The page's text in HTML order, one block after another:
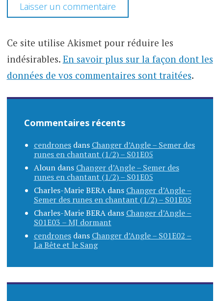
Ce site utilise Akismet pour réduire les
indésirables. En savoir plus sur la façon dont les
données de vos commentaires sont traitées.
Commentaires récents
cendronesdans Changer d’Angle – Semer des
runes en chantant (1/2) – S01E05
Aloundans Changer d’Angle – Semer des
runes en chantant (1/2) – S01E05
Charles-Marie BERAdans Changer d’Angle –
Semer des runes en chantant (1/2) – S01E05
Charles-Marie BERAdans Changer d’Angle –
S01E03 – MJ dormant
cendronesdans Changer d’Angle – S01E02 –
La Bête et le Sang